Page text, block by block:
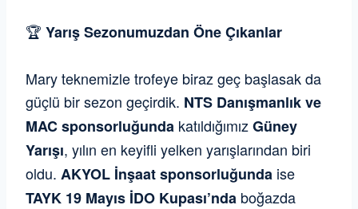
🏆 Yarış Sezonumuzdan Öne Çıkanlar
Mary teknemizle trofeye biraz geç başlasak da
güçlü bir sezon geçirdik. NTS Danışmanlık ve
MAC sponsorluğunda katıldığımız Güney
Yarışı, yılın en keyifli yelken yarışlarından biri
oldu. AKYOL İnşaat sponsorluğunda ise
TAYK 19 Mayıs İDO Kupası’nda boğazda